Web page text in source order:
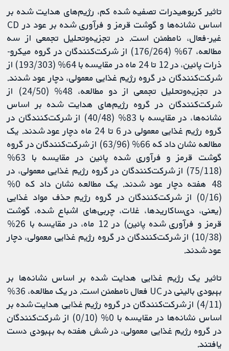
تاثیر کربوهیدرات تصفیه شده کم، رژیم‌های هدایت شده بر
اساس نشانه‌ها و گوشت قرمز و فرآوری شده بر عود در CD
غیر-فعال، نامطمئن است. در تجزیه‌و‌تحلیل تجمعی از سه
مطالعه، 67% (176/264) از شرکت‌کنندگان در گروه میکرو-
ذرات پائین، در 12 تا 24 ماه در مقایسه با 64% (193/303) از
شرکت‌کنندگان در گروه رژیم غذایی معمولی، دچار عود شدند.
در تجزیه‌و‌تحلیل تجمعی از دو مطالعه، 48% (24/50) از
شرکت‌کنندگان در گروه رژیم‌های هدایت شده بر اساس
نشانه‌ها، در مقایسه با 83% (40/48) از شرکت‌کنندگان در
گروه رژیم غذایی معمولی در 6 تا 24 ماه دچار عود شدند. یک
مطالعه نشان داد که 66% (63/96) از شرکت‌کنندگان در گروه
گوشت قرمز و فرآوری شده پائین در مقایسه با 63%
(75/118) از شرکت‌کنندگان در گروه رژیم غذایی معمولی، در
48 هفته دچار عود شدند. یک مطالعه نشان داد که 0%
(0/16) از شرکت‌کنندگان در گروه رژیم حذف مواد غذایی
(یعنی، دی‌ساکاریدها، غلات، چربی‌های اشباع شده، گوشت
قرمز و فرآوری شده پائین) در 12 ماه، در مقایسه با 26%
(10/38) از شرکت‌کنندگان در گروه رژیم غذایی معمولی، دچار
عود شدند.
تاثیر یک رژیم غذایی هدایت شده بر اساس نشانه‌ها بر
بهبودی بالینی در UC فعال نامطمئن است. در یک مطالعه، 36%
(4/11) از شرکت‌کنندگان در گروه رژیم غذایی هدایت شده بر
اساس نشانه‌ها در مقایسه با 0% (0/10) از شرکت‌کنندگان
در گروه رژیم غذایی معمولی، در شش هفته به بهبودی دست
یافتند.